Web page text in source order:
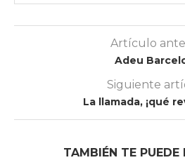
Artículo
Adeu
Siguiente
La llamada, ¡qué
TAMBIÉN TE PUEDE